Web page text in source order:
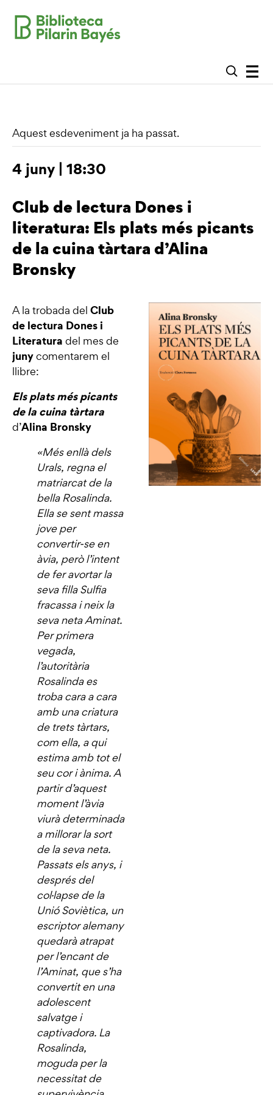
Aquest esdeveniment ja ha passat.
4 juny | 18:30
Club de lectura Dones i
literatura: Els plats més picants
de la cuina tàrtara d’Alina
Bronsky
A la trobada del Club
de lectura Dones i
Literatura del mes de
junycomentarem el
llibre:
Els plats més picants
de la cuina tàrtara
d’Alina Bronsky
«Més enllà dels
Urals, regna el
matriarcat de la
bella Rosalinda.
Ella se sent massa
jove per
convertir-se en
àvia, però l’intent
de fer avortar la
seva filla Sulfia
fracassa i neix la
seva neta Aminat.
Per primera
vegada,
l’autoritària
Rosalinda es
troba cara a cara
amb una criatura
de trets tàrtars,
com ella, a qui
estima amb tot el
seu cor i ànima. A
partir d’aquest
moment l’àvia
viurà determinada
a millorar la sort
de la seva neta.
Passats els anys, i
després del
col·lapse de la
Unió Soviètica, un
escriptor alemany
quedarà atrapat
per l’encant de
l’Aminat, que s’ha
convertit en una
adolescent
salvatge i
captivadora. La
Rosalinda,
moguda per la
necessitat de